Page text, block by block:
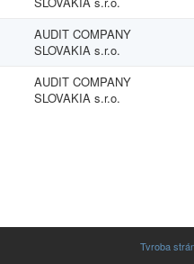
AUDIT COMPANY
SLOVAKIA s.r.o.
AUDIT COMPANY
SLOVAKIA s.r.o.
Tvroba